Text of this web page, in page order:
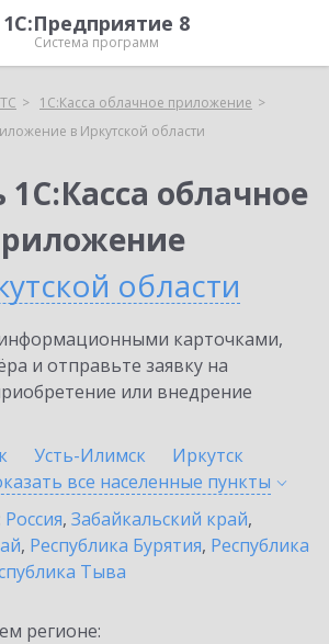
1С:Предприятие 8
Система программ
1С:Касса облачное приложение
в Иркутской области
1С:Касса облачное
области
карточками,
и отправьте заявку на
или внедрение
Усть-Илимск
Иркутск
все населенные пункты
Россия, Забайкальский край,
, Республика Бурятия, Республика
Тыва
регионе: